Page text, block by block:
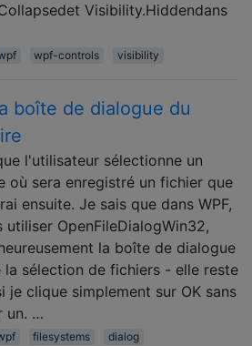
Visibility.Hiddendans
wpf-controls visibility
boîte de dialogue du
l'utilisateur sélectionne un
où sera enregistré un fichier que
ensuite. Je sais que dans WPF,
utiliser OpenFileDialogWin32,
la boîte de dialogue
la sélection de fichiers - elle reste
je clique simplement sur OK sans
un. …
filesystems dialog